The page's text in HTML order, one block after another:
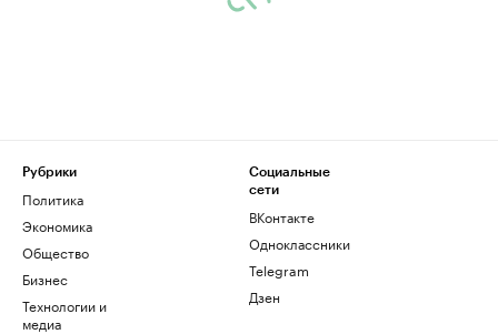
Рубрики
Политика
Экономика
Общество
Бизнес
Технологии и
медиа
Социальные
сети
ВКонтакте
Одноклассники
Telegram
Дзен